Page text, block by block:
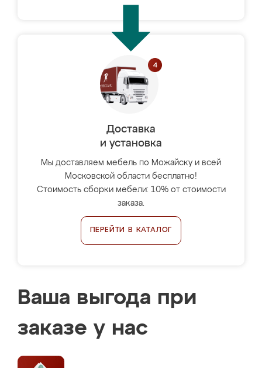
Доставка
и установка
Мы доставляем мебель по Можайску и всей
Московской области бесплатно!
Стоимость сборки мебели: 10% от стоимости
заказа.
ПЕРЕЙТИ В КАТАЛОГ
Ваша выгода при
заказе у нас